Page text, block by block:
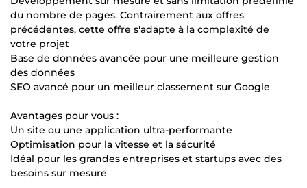
du nombre de pages. Contrairement aux offres
précédentes, cette offre s'adapte à la complexité de
votre projet
Base de données avancée pour une meilleure gestion
des données
SEO avancé pour un meilleur classement sur Google
Avantages pour vous :
Un site ou une application ultra-performante
Optimisation pour la vitesse et la sécurité
Idéal pour les grandes entreprises et startups avec des
besoins sur mesure